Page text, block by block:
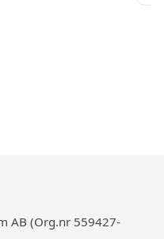
AB (Org.nr 559427-